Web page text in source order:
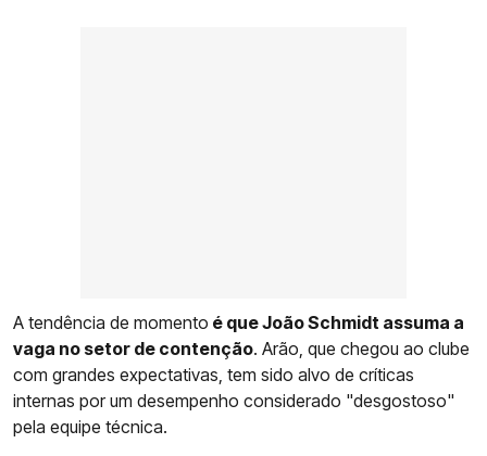
A tendência de momento é que João Schmidt assuma a
vaga no setor de contenção. Arão, que chegou ao clube
com grandes expectativas, tem sido alvo de críticas
internas por um desempenho considerado "desgostoso"
pela equipe técnica.